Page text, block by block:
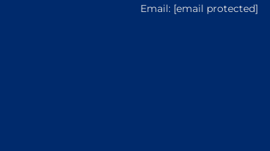
Email: [email protected]